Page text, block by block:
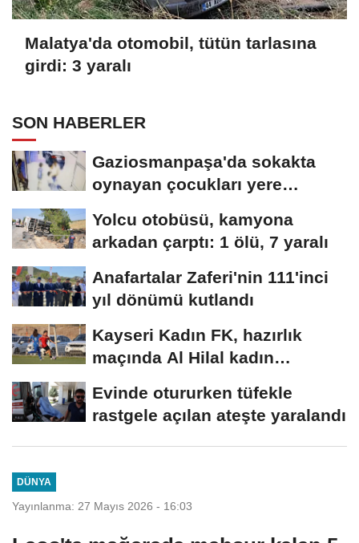
Malatya'da otomobil, tütün tarlasına
girdi: 3 yaralı
SON HABERLER
Gaziosmanpaşa'da sokakta
oynayan çocukları yere
Yolcu otobüsü, kamyona
arkadan çarptı: 1 ölü, 7 yaralı
Anafartalar Zaferi'nin 111'inci
yıl dönümü kutlandı
Kayseri Kadın FK, hazırlık
maçında Al Hilal kadın
Evinde otururken tüfekle
rastgele açılan ateşte yaralandı
DÜNYA
Yayınlanma: 27 Mayıs 2026 - 16:03